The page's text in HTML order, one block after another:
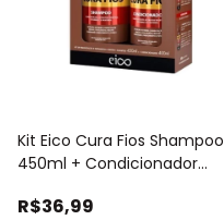
Kit Eico Cura Fios Shampoo
450ml + Condicionador
R$36,99